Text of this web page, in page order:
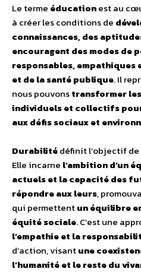
Le terme éducationest au
à créer les conditions de
connaissances, des
encouragent des modes de
responsables, empathiques
et de la santé publique. Il
nous pouvonstransformer
individuels et collectifs
aux défis sociaux et
Durabilitédéfinit l’objectif
Elle incarne l’ambition d’un
actuels et la capacité des
répondre aux leurs,
qui permettentun équilibre
équité sociale. C’est une
l’empathie et la
d’action, visantune
l’humanité et le reste du